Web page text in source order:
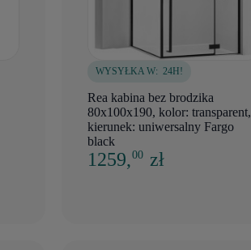
WYSYŁKA W: 24H!
Rea kabina bez brodzika
80x100x190, kolor: transparent,
kierunek: uniwersalny Fargo
black
1259,00 zł